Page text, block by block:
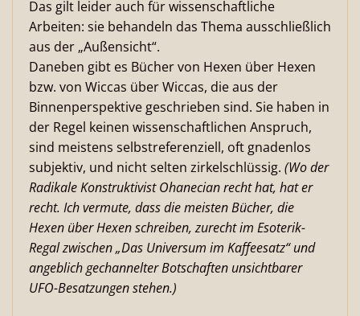
Das gilt leider auch für wissenschaftliche
Arbeiten: sie behandeln das Thema ausschließlich
aus der „Außensicht“.
Daneben gibt es Bücher von Hexen über Hexen
bzw. von Wiccas über Wiccas, die aus der
Binnenperspektive geschrieben sind. Sie haben in
der Regel keinen wissenschaftlichen Anspruch,
sind meistens selbstreferenziell, oft gnadenlos
subjektiv, und nicht selten zirkelschlüssig. (Wo der
Radikale Konstruktivist Ohanecian recht hat, hat er
recht. Ich vermute, dass die meisten Bücher, die
Hexen über Hexen schreiben, zurecht im Esoterik-
Regal zwischen „Das Universum im Kaffeesatz“ und
angeblich gechannelter Botschaften unsichtbarer
UFO-Besatzungen stehen.)